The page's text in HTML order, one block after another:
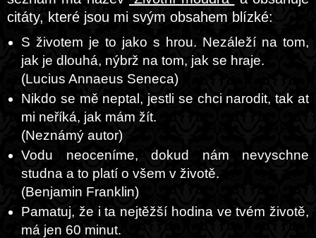
citáty, které jsou mi svým obsahem blízké:
S životem je to jako s hrou. Nezáleží na tom,
jak je dlouhá, nýbrž na tom, jak se hraje.
(Lucius Annaeus Seneca)
Nikdo se mě neptal, jestli se chci narodit, tak at
mi neříká, jak mám žít.
(Neznámý autor)
Vodu neoceníme, dokud nám nevyschne
studna a to platí o všem v životě.
(Benjamin Franklin)
Pamatuj, že i ta nejtěžší hodina ve tvém životě,
má jen 60 minut.